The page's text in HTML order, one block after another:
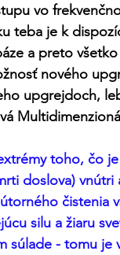
vo
teba je k
a preto
nového
upgrejdoch,
toho, čo
doslova)
čistenia
silu a žiaru
súlade - tomu